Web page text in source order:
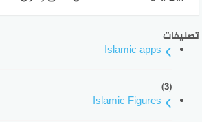
تصنيفات
Islamic apps
(3)
Islamic Figures